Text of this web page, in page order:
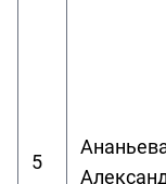
5